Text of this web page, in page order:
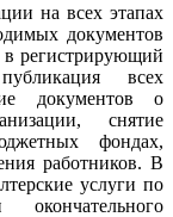
на всех этапах
документов
в регистрирующий
всех
документов о
снятие
фондах,
работников. В
услуги по